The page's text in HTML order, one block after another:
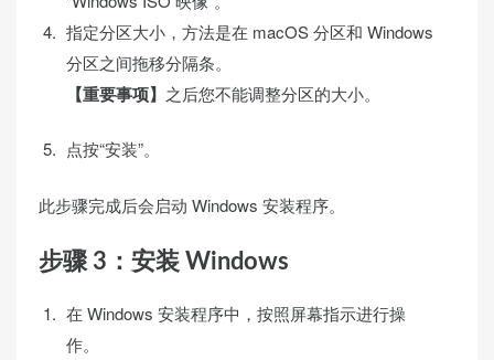
指定分区大小，方法是在 macOS 分区和 Windows
分区之间拖移分隔条。
【重要事项】 之后您不能调整分区的大小。
点按“安装”。
此步骤完成后会启动 Windows 安装程序。
步骤 3：安装 Windows
在 Windows 安装程序中，按照屏幕指示进行操
作。